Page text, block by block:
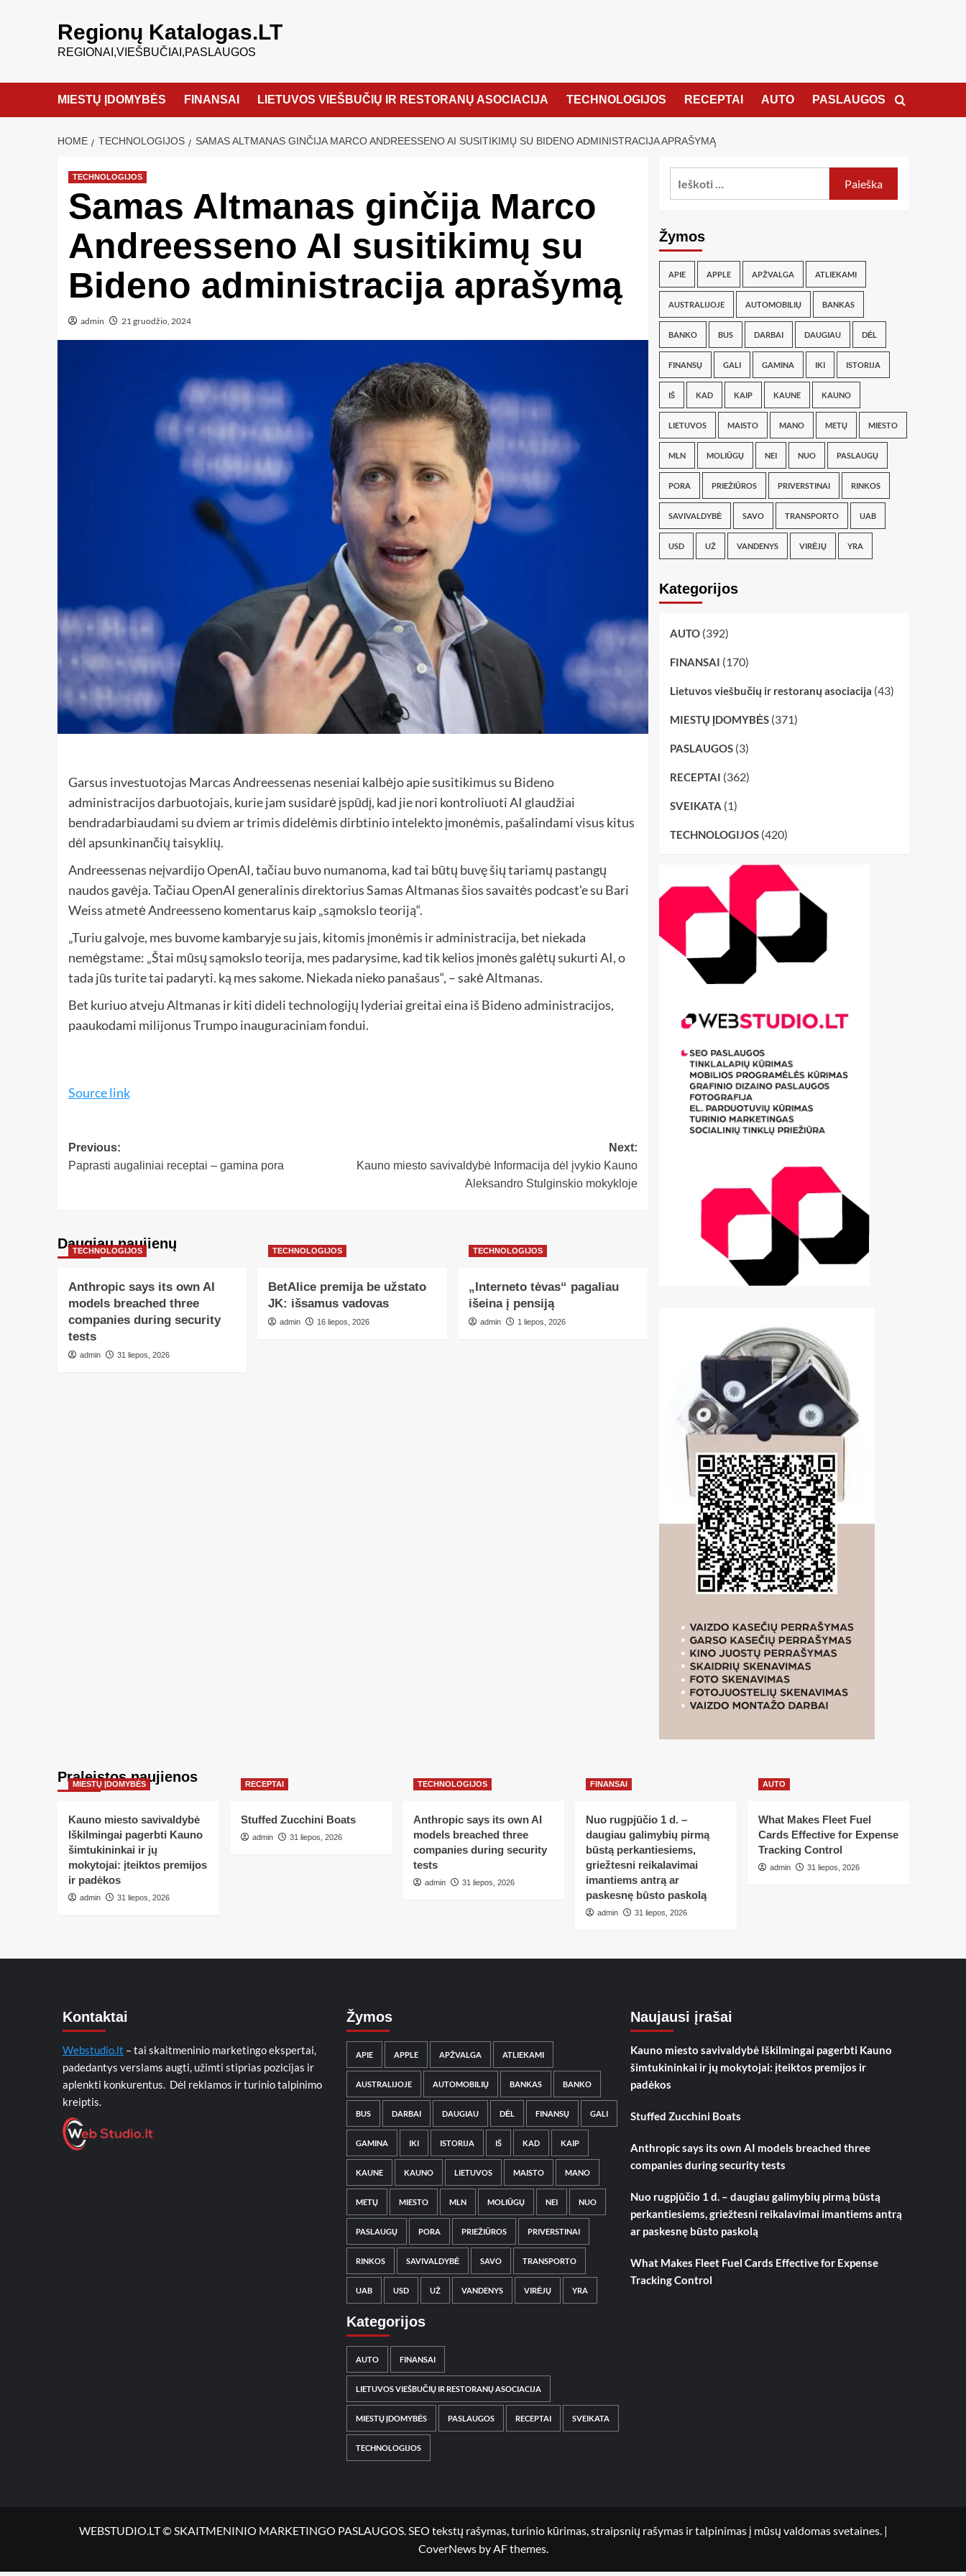
Regionų Katalogas.LT
REGIONAI,VIEŠBUČIAI,PASLAUGOS
MIESTŲ ĮDOMYBĖS FINANSAI LIETUVOS VIEŠBUČIŲ IR RESTORANŲ ASOCIACIJA TECHNOLOGIJOS RECEPTAI AUTO PASLAUGOS
HOME TECHNOLOGIJOS SAMAS ALTMANAS GINČIJA MARCO ANDREESSENO AI SUSITIKIMŲ SU BIDENO ADMINISTRACIJA APRAŠYMĄ
TECHNOLOGIJOS
Samas Altmanas ginčija Marco
Andreesseno AI susitikimų su
Bideno administracija aprašymą
admin 21 gruodžio, 2024
Garsus investuotojas Marcas Andreessenas neseniai kalbėjo apie susitikimus su Bideno
administracijos darbuotojais, kurie jam susidarė įspūdį, kad jie nori kontroliuoti AI glaudžiai
bendradarbiaudami su dviem ar trimis didelėmis dirbtinio intelekto įmonėmis, pašalindami visus kitus
dėl apsunkinančių taisyklių.
Andreessenas neįvardijo OpenAI, tačiau buvo numanoma, kad tai būtų buvę šių tariamų pastangų
naudos gavėja. Tačiau OpenAI generalinis direktorius Samas Altmanas šios savaitės podcast'e su Bari
Weiss atmetė Andreesseno komentarus kaip „sąmokslo teoriją“.
„Turiu galvoje, mes buvome kambaryje su jais, kitomis įmonėmis ir administracija, bet niekada
nemėgstame: „Štai mūsų sąmokslo teorija, mes padarysime, kad tik kelios įmonės galėtų sukurti AI, o
tada jūs turite tai padaryti. ką mes sakome. Niekada nieko panašaus“, – sakė Altmanas.
Bet kuriuo atveju Altmanas ir kiti dideli technologijų lyderiai greitai eina iš Bideno administracijos,
paaukodami milijonus Trumpo inauguraciniam fondui.
Source link
Previous:
Paprasti augaliniai receptai – gamina pora
Next:
Kauno miesto savivaldybė Informacija dėl įvykio Kauno
Aleksandro Stulginskio mokykloje
Daugiau naujienų
TECHNOLOGIJOS
Anthropic says its own AI
models breached three
companies during security
tests
admin 31 liepos, 2026
TECHNOLOGIJOS
BetAlice premija be užstato
JK: išsamus vadovas
admin 16 liepos, 2026
TECHNOLOGIJOS
„Interneto tėvas“ pagaliau
išeina į pensiją
admin 1 liepos, 2026
Žymos
APIE APPLE APŽVALGA ATLIEKAMI
AUSTRALIJOJE AUTOMOBILIŲ BANKAS
BANKO BUS DARBAI DAUGIAU DĖL
FINANSŲ GALI GAMINA IKI ISTORIJA
IŠ KAD KAIP KAUNE KAUNO
LIETUVOS MAISTO MANO METŲ MIESTO
MLN MOLIŪGŲ NEI NUO PASLAUGŲ
PORA PRIEŽIŪROS PRIVERSTINAI RINKOS
SAVIVALDYBĖ SAVO TRANSPORTO UAB
USD UŽ VANDENYS VIRĖJŲ YRA
Kategorijos
AUTO(392)
FINANSAI (170)
Lietuvos viešbučių ir restoranų asociacija (43)
MIESTŲ ĮDOMYBĖS(371)
PASLAUGOS(3)
RECEPTAI (362)
SVEIKATA (1)
TECHNOLOGIJOS(420)
Praleistos naujienos
MIESTŲ ĮDOMYBĖS
Kauno miesto savivaldybė
Iškilmingai pagerbti Kauno
šimtukininkai ir jų
mokytojai: įteiktos premijos
ir padėkos
admin 31 liepos, 2026
RECEPTAI
Stuffed Zucchini Boats
admin 31 liepos, 2026
TECHNOLOGIJOS
Anthropic says its own AI
models breached three
companies during security
tests
admin 31 liepos, 2026
FINANSAI
Nuo rugpjūčio 1 d. –
daugiau galimybių pirmą
būstą perkantiesiems,
griežtesni reikalavimai
imantiems antrą ar
paskesnę būsto paskolą
admin 31 liepos, 2026
AUTO
What Makes Fleet Fuel
Cards Effective for Expense
Tracking Control
admin 31 liepos, 2026
Kontaktai
Webstudio.lt – tai skaitmeninio marketingo ekspertai,
padedantys verslams augti, užimti stiprias pozicijas ir
aplenkti konkurentus. Dėl reklamos ir turinio talpinimo
kreiptis.
Žymos
APIE APPLE APŽVALGA ATLIEKAMI
AUSTRALIJOJE AUTOMOBILIŲ BANKAS BANKO
BUS DARBAI DAUGIAU DĖL FINANSŲ GALI
GAMINA IKI ISTORIJA IŠ KAD KAIP
KAUNE KAUNO LIETUVOS MAISTO MANO
METŲ MIESTO MLN MOLIŪGŲ NEI NUO
PASLAUGŲ PORA PRIEŽIŪROS PRIVERSTINAI
RINKOS SAVIVALDYBĖ SAVO TRANSPORTO
UAB USD UŽ VANDENYS VIRĖJŲ YRA
Kategorijos
AUTO FINANSAI
LIETUVOS VIEŠBUČIŲ IR RESTORANŲ ASOCIACIJA
MIESTŲ ĮDOMYBĖS PASLAUGOS RECEPTAI SVEIKATA
TECHNOLOGIJOS
Naujausi įrašai
Kauno miesto savivaldybė Iškilmingai pagerbti Kauno
šimtukininkai ir jų mokytojai: įteiktos premijos ir
padėkos
Stuffed Zucchini Boats
Anthropic says its own AI models breached three
companies during security tests
Nuo rugpjūčio 1 d. – daugiau galimybių pirmą būstą
perkantiesiems, griežtesni reikalavimai imantiems antrą
ar paskesnę būsto paskolą
What Makes Fleet Fuel Cards Effective for Expense
Tracking Control
WEBSTUDIO.LT © SKAITMENINIO MARKETINGO PASLAUGOS. SEO tekstų rašymas, turinio kūrimas, straipsnių rašymas ir talpinimas į mūsų valdomas svetaines. |
CoverNewsby AF themes.